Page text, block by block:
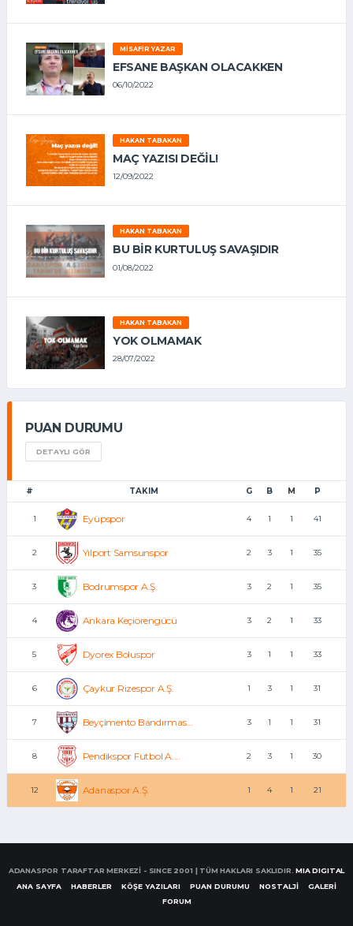
MISAFIR YAZAR
EFSANE BAŞKAN OLACAKKEN
06/10/2022
HAKAN TABAKAN
MAÇ YAZISI DEĞİL!
12/09/2022
HAKAN TABAKAN
BU BİR KURTULUŞ SAVAŞIDIR
01/08/2022
HAKAN TABAKAN
YOK OLMAMAK
28/07/2022
PUAN DURUMU
DETAYLI GÖR
# TAKIM G B M P
1 Eyüpspor 4 1 1 41
2 Yılport Samsunspor 2 3 1 35
3 Bodrumspor A.Ş. 3 2 1 35
4 Ankara Keçiörengücü 3 2 1 33
5 Dyorex Boluspor 3 1 1 33
6 Çaykur Rizespor A.Ş. 1 3 1 31
7 Beyçimento Bandırmas... 3 1 1 31
8 Pendikspor Futbol A.... 2 3 1 30
12 Adanaspor A.Ş. 1 4 1 21
ADANASPOR TARAFTAR MERKEZİ - SINCE 2001 | TÜM HAKLARI SAKLIDIR.MIA DIGITAL
ANA SAYFA
HABERLER KÖŞE YAZILARI PUAN DURUMU NOSTALJİ
GALERİ
FORUM